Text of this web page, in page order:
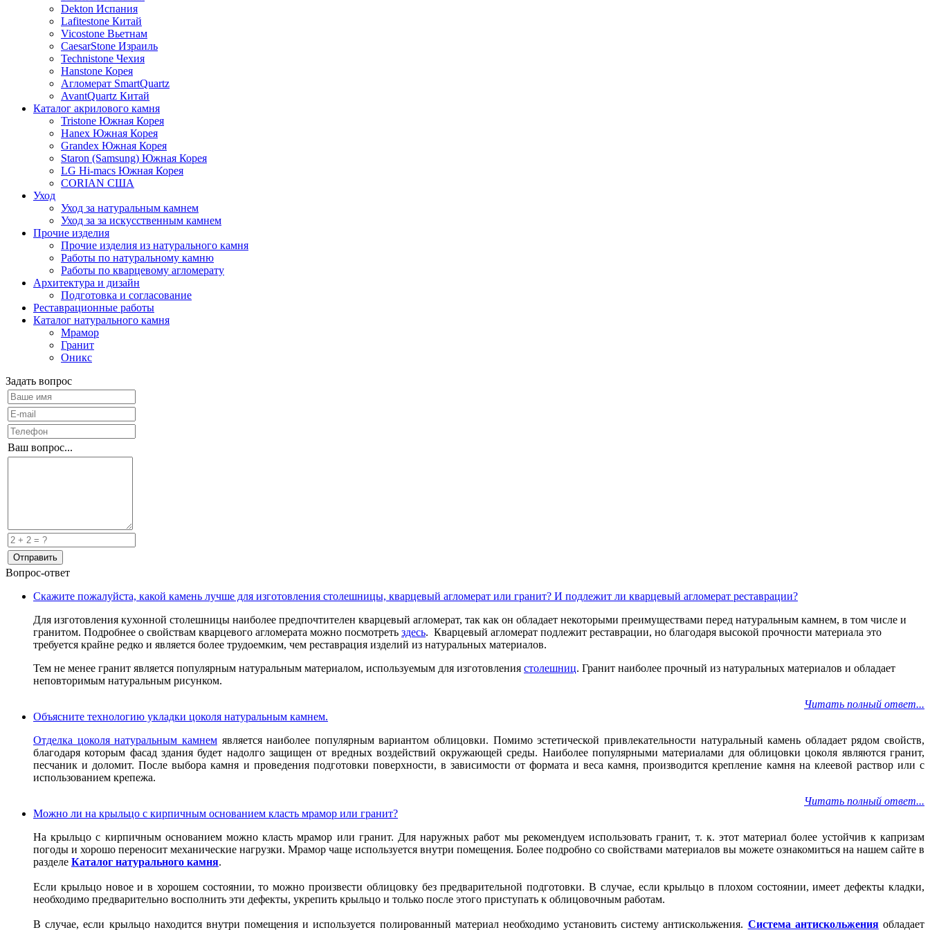
Dekton Испания
Lafitestone Китай
Vicostone Вьетнам
CaesarStone Израиль
Technistone Чехия
Hanstone Корея
Агломерат SmartQuartz
AvantQuartz Китай
Каталог акрилового камня
Tristone Южная Корея
Hanex Южная Корея
Grandex Южная Корея
Staron (Samsung) Южная Корея
LG Hi-macs Южная Корея
CORIAN США
Уход
Уход за натуральным камнем
Уход за за искусственным камнем
Прочие изделия
Прочие изделия из натурального камня
Работы по натуральному камню
Работы по кварцевому агломерату
Архитектура и дизайн
Подготовка и согласование
Реставрационные работы
Каталог натурального камня
Мрамор
Гранит
Оникс
Задать вопрос
Ваш вопрос...
Вопрос-ответ
Скажите пожалуйста, какой камень лучше для изготовления столешницы, кварцевый агломерат или гранит? И подлежит ли кварцевый агломерат реставрации?
Для изготовления кухонной столешницы наиболее предпочтителен кварцевый агломерат, так как он обладает некоторыми преимуществами перед натуральным камнем, в том числе и
гранитом. Подробнее о свойствам кварцевого агломерата можно посмотреть здесь. Кварцевый агломерат подлежит реставрации, но благодаря высокой прочности материала это
требуется крайне редко и является более трудоемким, чем реставрация изделий из натуральных материалов.
Тем не менее гранит является популярным натуральным материалом, используемым для изготовления столешниц. Гранит наиболее прочный из натуральных материалов и обладает
неповторимым натуральным рисунком.
Читать полный ответ...
Объясните технологию укладки цоколя натуральным камнем.
Отделка цоколя натуральным камнемявляется наиболее популярным вариантом облицовки. Помимо эстетической привлекательности натуральный камень обладает рядом свойств,
благодаря которым фасад здания будет надолго защищен от вредных воздействий окружающей среды. Наиболее популярными материалами для облицовки цоколя являются гранит,
песчаник и доломит. После выбора камня и проведения подготовки поверхности, в зависимости от формата и веса камня, производится крепление камня на клеевой раствор или с
использованием крепежа.
Читать полный ответ...
Можно ли на крыльцо с кирпичным основанием класть мрамор или гранит?
На крыльцо с кирпичным основанием можно класть мрамор или гранит. Для наружных работ мы рекомендуем использовать гранит, т. к. этот материал более устойчив к капризам
погоды и хорошо переносит механические нагрузки. Мрамор чаще используется внутри помещения. Более подробно со свойствами материалов вы можете ознакомиться на нашем сайте в
разделе Каталог натурального камня.
Если крыльцо новое и в хорошем состоянии, то можно произвести облицовку без предварительной подготовки. В случае, если крыльцо в плохом состоянии, имеет дефекты кладки,
необходимо предварительно восполнить эти дефекты, укрепить крыльцо и только после этого приступать к облицовочным работам.
В случае, если крыльцо находится внутри помещения и используется полированный материал необходимо установить систему антискольжения. Система антискольженияобладает